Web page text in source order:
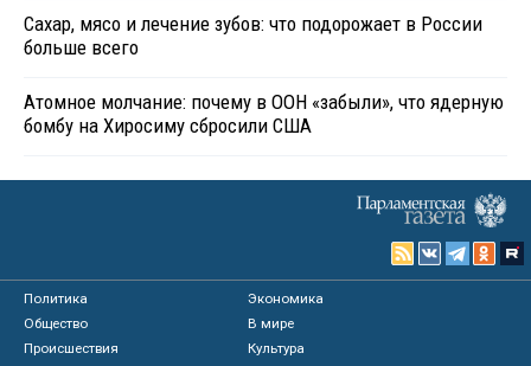
Сахар, мясо и лечение зубов: что подорожает в России
больше всего
Атомное молчание: почему в ООН «забыли», что ядерную
бомбу на Хиросиму сбросили США
Политика
Экономика
Общество
В мире
Происшествия
Культура